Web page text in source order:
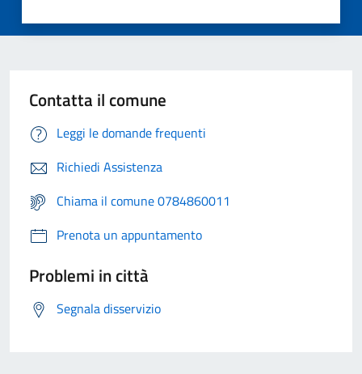
Contatta il comune
Leggi le domande frequenti
Richiedi Assistenza
Chiama il comune 0784860011
Prenota un appuntamento
Problemi in città
Segnala disservizio